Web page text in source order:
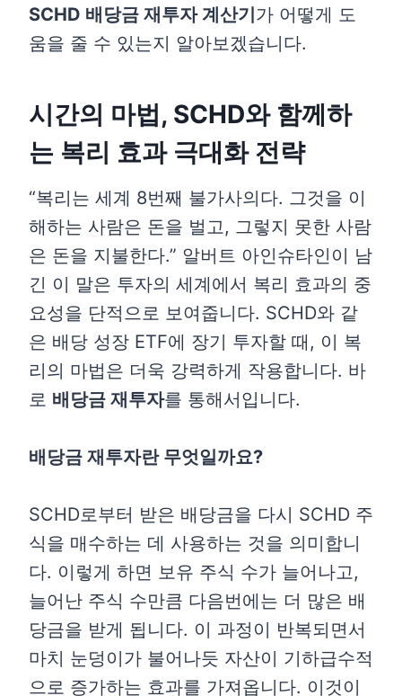
SCHD 배당금 재투자 계산기가 어떻게 도
움을 줄 수 있는지 알아보겠습니다.
시간의 마법, SCHD와 함께하
는 복리 효과 극대화 전략
“복리는 세계 8번째 불가사의다. 그것을 이
해하는 사람은 돈을 벌고, 그렇지 못한 사람
은 돈을 지불한다.” 알버트 아인슈타인이 남
긴 이 말은 투자의 세계에서 복리 효과의 중
요성을 단적으로 보여줍니다. SCHD와 같
은 배당 성장 ETF에 장기 투자할 때, 이 복
리의 마법은 더욱 강력하게 작용합니다. 바
로 배당금 재투자를 통해서입니다.
배당금 재투자란 무엇일까요?
SCHD로부터 받은 배당금을 다시 SCHD 주
식을 매수하는 데 사용하는 것을 의미합니
다. 이렇게 하면 보유 주식 수가 늘어나고,
늘어난 주식 수만큼 다음번에는 더 많은 배
당금을 받게 됩니다. 이 과정이 반복되면서
마치 눈덩이가 불어나듯 자산이 기하급수적
으로 증가하는 효과를 가져옵니다. 이것이